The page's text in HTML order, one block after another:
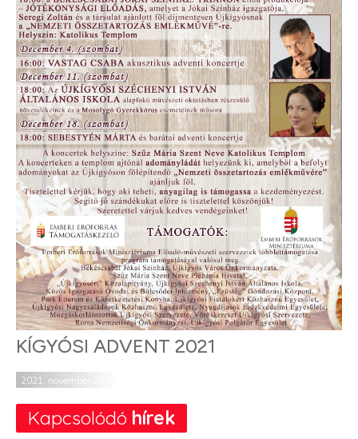
KÍGYÓSI ADVENT 2021
2021. november 20.
Kapcsolódó hírek